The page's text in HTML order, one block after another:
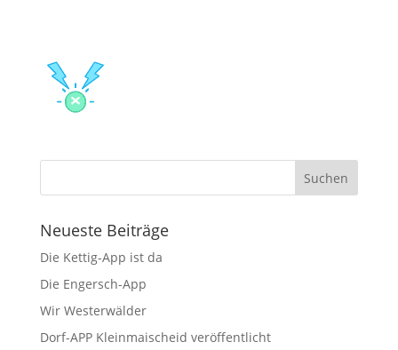
Neueste Beiträge
Die Kettig-App ist da
Die Engersch-App
Wir Westerwälder
Dorf-APP Kleinmaischeid veröffentlicht